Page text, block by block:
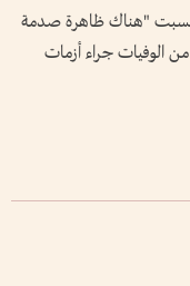
"هناك ظاهرة صدمة
الوفيات جراء أزمات